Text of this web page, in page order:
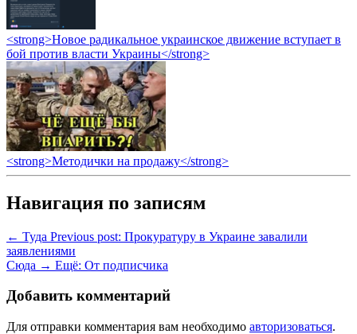
<strong>Новое радикальное украинское движение вступает в
бой против власти Украины</strong>
<strong>Методички на продажу</strong>
Навигация по записям
← Туда Previous post: Прокуратуру в Украине завалили
заявлениями
Сюда → Ещё: От подписчика
Добавить комментарий
Для отправки комментария вам необходимо авторизоваться.